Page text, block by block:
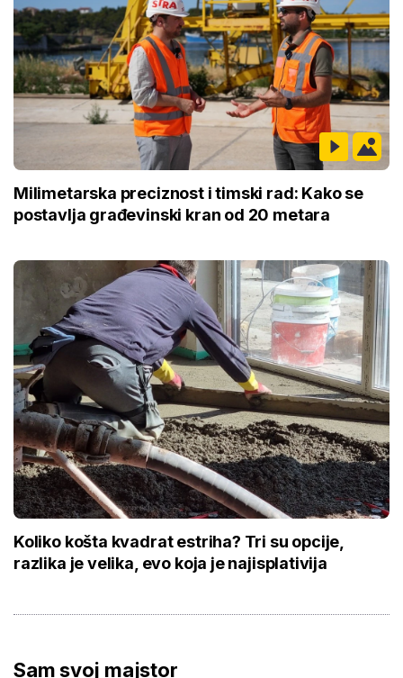
Milimetarska preciznost i timski rad: Kako se
postavlja građevinski kran od 20 metara
Koliko košta kvadrat estriha? Tri su opcije,
razlika je velika, evo koja je najisplativija
Sam svoj majstor